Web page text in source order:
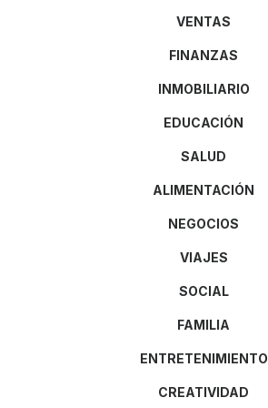
VENTAS
FINANZAS
INMOBILIARIO
EDUCACIÓN
SALUD
ALIMENTACIÓN
NEGOCIOS
VIAJES
SOCIAL
FAMILIA
ENTRETENIMIENTO
CREATIVIDAD